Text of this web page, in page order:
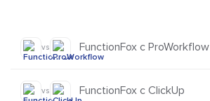
vs FunctionFox с ProWorkflow
vs FunctionFox с ClickUp